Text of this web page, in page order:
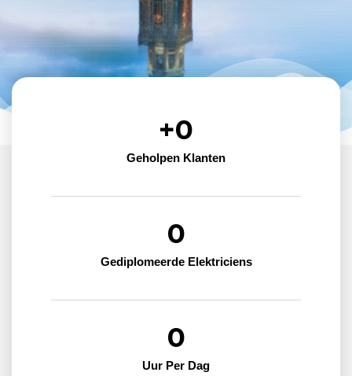
Geholpen Klanten
+0
Gediplomeerde Elektriciens
0
Uur Per Dag
0